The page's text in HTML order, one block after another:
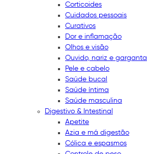
Corticoides
Cuidados pessoais
Curativos
Dor e inflamação
Olhos e visão
Ouvido, nariz e garganta
Pele e cabelo
Saúde bucal
Saúde íntima
Saúde masculina
Digestivo & Intestinal
Apetite
Azia e má digestão
Cólica e espasmos